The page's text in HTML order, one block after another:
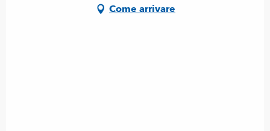
Come arrivare